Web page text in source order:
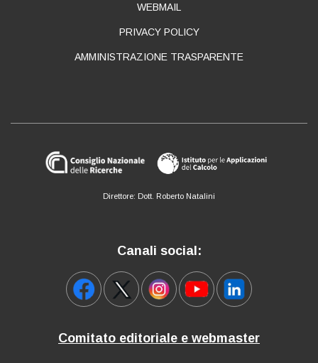
WEBMAIL
PRIVACY POLICY
AMMINISTRAZIONE TRASPARENTE
Direttore: Dott. Roberto Natalini
Canali social:
Comitato editoriale e webmaster